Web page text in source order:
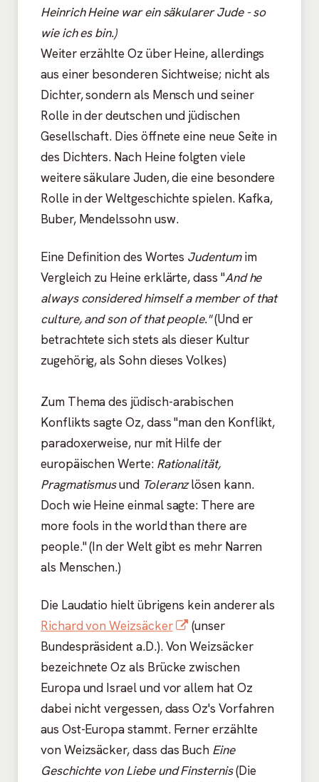
Heinrich Heine war ein säkularer Jude - so
wie ich es bin.)
Weiter erzählte Oz über Heine, allerdings
aus einer besonderen Sichtweise; nicht als
Dichter, sondern als Mensch und seiner
Rolle in der deutschen und jüdischen
Gesellschaft. Dies öffnete eine neue Seite in
des Dichters. Nach Heine folgten viele
weitere säkulare Juden, die eine besondere
Rolle in der Weltgeschichte spielen. Kafka,
Buber, Mendelssohn usw.
Eine Definition des Wortes Judentumim
Vergleich zu Heine erklärte, dass "And he
always considered himself a member of that
culture, and son of that people."(Und er
betrachtete sich stets als dieser Kultur
zugehörig, als Sohn dieses Volkes)
Zum Thema des jüdisch-arabischen
Konflikts sagte Oz, dass "man den Konflikt,
paradoxerweise, nur mit Hilfe der
europäischen Werte: Rationalität,
PragmatismusundToleranzlösen kann.
Doch wie Heine einmal sagte: There are
more fools in the world than there are
people." (In der Welt gibt es mehr Narren
als Menschen.)
Die Laudatio hielt übrigens kein anderer als
Richard von Weizsäcker
In
neuem
Fenster
öffnen
(unser
Bundespräsident a.D.). Von Weizsäcker
bezeichnete Oz als Brücke zwischen
Europa und Israel und vor allem hat Oz
dabei nicht vergessen, dass Oz's Vorfahren
aus Ost-Europa stammt. Ferner erzählte
von Weizsäcker, dass das Buch Eine
Geschichte von Liebe und Finsternis(Die